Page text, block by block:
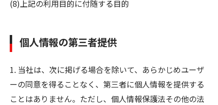
(8)上記の利用目的に付随する目的
個人情報の第三者提供
1. 当社は、次に掲げる場合を除いて、あらかじめユーザ
ーの同意を得ることなく、第三者に個人情報を提供する
ことはありません。ただし、個人情報保護法その他の法